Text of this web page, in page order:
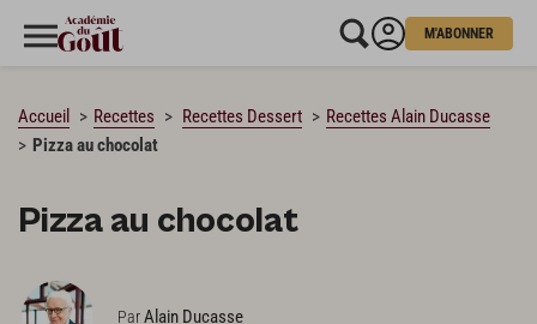
M'ABONNER
Accueil Recettes Recettes Dessert
Recettes Alain Ducasse
Pizza au chocolat
Pizza au chocolat
ParAlain Ducasse
CHARGEMENT…